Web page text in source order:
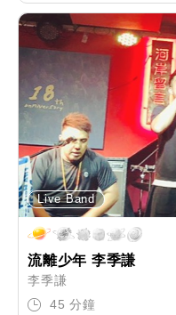
Live Band
流離少年 李季謙
李季謙
45 分鐘